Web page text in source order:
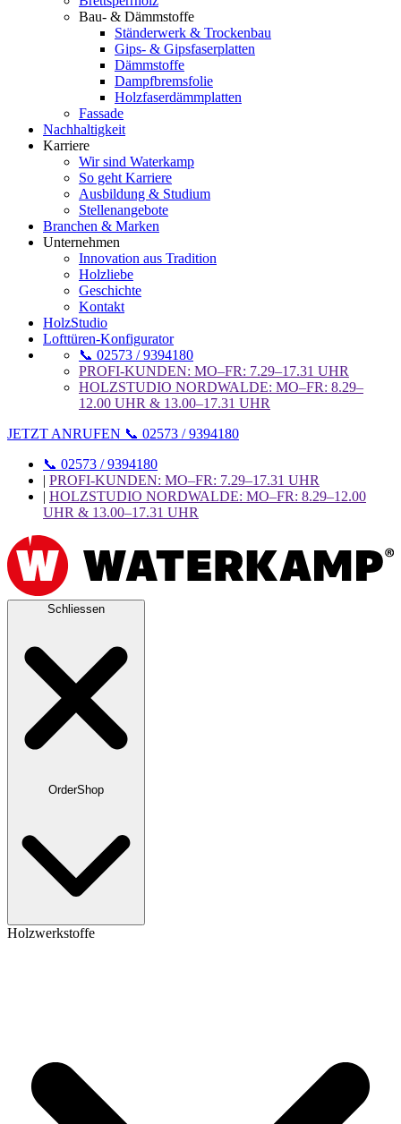
Bau- & Dämmstoffe
Ständerwerk & Trockenbau
Gips- & Gipsfaserplatten
Dämmstoffe
Dampfbremsfolie
Holzfaserdämmplatten
Fassade
Nachhaltigkeit
Karriere
Wir sind Waterkamp
So geht Karriere
Ausbildung & Studium
Stellenangebote
Branchen & Marken
Unternehmen
Innovation aus Tradition
Holzliebe
Geschichte
Kontakt
HolzStudio
Lofttüren-Konfigurator
📞 02573 / 9394180
PROFI-KUNDEN: MO–FR: 7.29–17.31 UHR
HOLZSTUDIO NORDWALDE: MO–FR: 8.29–
12.00 UHR & 13.00–17.31 UHR
JETZT ANRUFEN 📞 02573 / 9394180
📞 02573 / 9394180
| PROFI-KUNDEN: MO–FR: 7.29–17.31 UHR
| HOLZSTUDIO NORDWALDE: MO–FR: 8.29–12.00
UHR & 13.00–17.31 UHR
Schliessen
OrderShop
Holzwerkstoffe